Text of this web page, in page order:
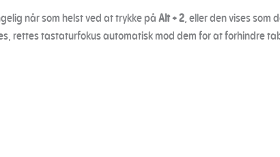
når som helst ved at trykke påAlt + 2, eller den vises som
rettes tastaturfokus automatisk mod dem for at forhindre